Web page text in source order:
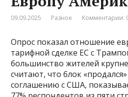
09.09.2025 Разное Комментарии:
Опрос показал отношение
тарифной сделке ЕС с
большинство жителей
считают, что блок
соглашению с США,